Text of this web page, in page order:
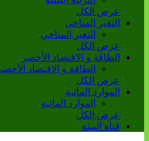
عرض الكل
التغير المناخي
التغير المناخي
عرض الكل
الطاقة و الاقتصاد الأخضر
الطاقة و الاقتصاد الأخضر
عرض الكل
الموارد المائية
الموارد المائية
عرض الكل
قناة البيئة